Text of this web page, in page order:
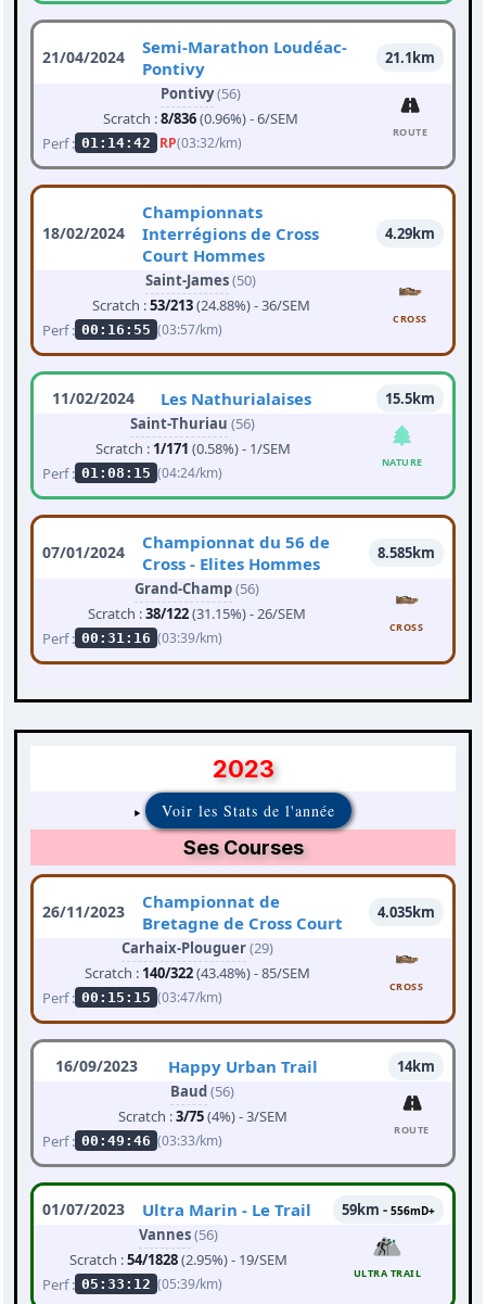
21/04/2024
Semi-Marathon Loudéac-
Pontivy
21.1km
Pontivy(56)
Scratch :8/836(0.96%) - 6/SEM
Perf : 01:14:42 RP(03:32/km)
ROUTE
18/02/2024
Championnats
Interrégions de Cross
Court Hommes
4.29km
Saint-James(50)
Scratch :53/213(24.88%) - 36/SEM
Perf : 00:16:55 (03:57/km)
CROSS
11/02/2024 Les Nathurialaises
15.5km
Saint-Thuriau (56)
Scratch : 1/171 (0.58%) - 1/SEM
Perf : 01:08:15 (04:24/km)
NATURE
07/01/2024
Championnat du 56 de
Cross - Elites Hommes
8.585km
Grand-Champ(56)
Scratch :38/122(31.15%) - 26/SEM
Perf : 00:31:16 (03:39/km)
CROSS
2023
Voir les Stats de l'année
Ses Courses
26/11/2023
Championnat de
Bretagne de Cross Court
4.035km
Carhaix-Plouguer(29)
Scratch : 140/322(43.48%) - 85/SEM
Perf : 00:15:15 (03:47/km)
CROSS
16/09/2023 Happy Urban Trail
14km
Baud(56)
Scratch :3/75(4%) - 3/SEM
Perf : 00:49:46 (03:33/km)
ROUTE
01/07/2023 Ultra Marin - Le Trail 59km - 556mD+
Vannes(56)
Scratch :54/1828(2.95%) - 19/SEM
Perf : 05:33:12 (05:39/km)
ULTRA TRAIL